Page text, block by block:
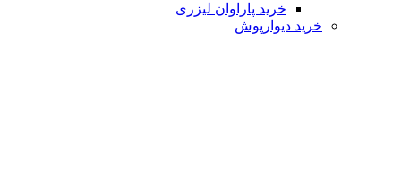
خرید پاراوان لیزری
خرید دیوارپوش